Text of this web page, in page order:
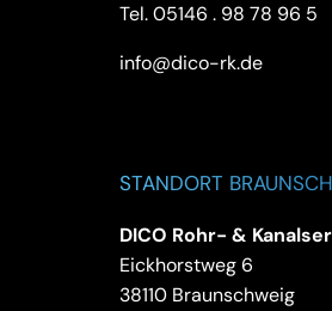
Tel.05146 . 98 78 96 5
info@dico-rk.de
STANDORT
DICO Rohr- &
Eickhorstweg 6
38110 Braunschweig